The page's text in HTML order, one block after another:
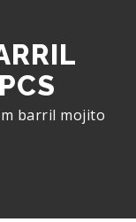
barril mojito